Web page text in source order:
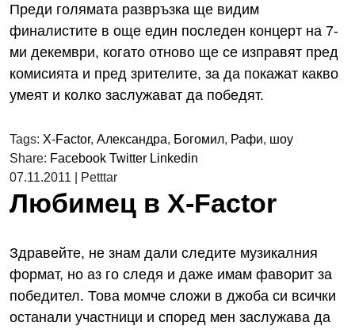
Преди голямата развръзка ще видим
финалистите в още един последен концерт на 7-
ми декември, когато отново ще се изправят пред
комисията и пред зрителите, за да покажат какво
умеят и колко заслужават да победят.
Tags: X-Factor, Александра, Богомил, Рафи, шоу
Share: Facebook Twitter Linkedin
07.11.2011
Petttar
Любимец в X-Factor
Здравейте, не знам дали следите музикалния
формат, но аз го следя и даже имам фаворит за
победител. Това момче сложи в джоба си всички
останали участници и според мен заслужава да